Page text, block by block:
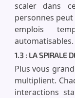
scaler dans
personnes
emplois
automatisables.
1.3 : LA SPIRALE
Plus vous
multiplient.
interactions